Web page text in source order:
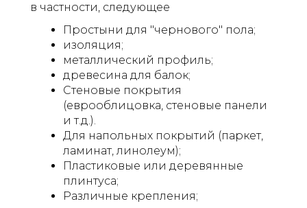
в частности, следующее
Простыни для "чернового" пола;
изоляция;
металлический профиль;
древесина для балок;
Стеновые покрытия
(еврооблицовка, стеновые панели
и т.д.).
Для напольных покрытий (паркет,
ламинат, линолеум);
Пластиковые или деревянные
плинтуса;
Различные крепления;